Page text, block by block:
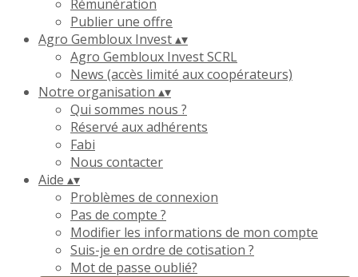
Rémunération
Publier une offre
Agro Gembloux Invest▴▾
Agro Gembloux Invest SCRL
News (accès limité aux coopérateurs)
Notre organisation ▴▾
Qui sommes nous ?
Réservé aux adhérents
Fabi
Nous contacter
Aide ▴▾
Problèmes de connexion
Pas de compte ?
Modifier les informations de mon compte
Suis-je en ordre de cotisation ?
Mot de passe oublié?